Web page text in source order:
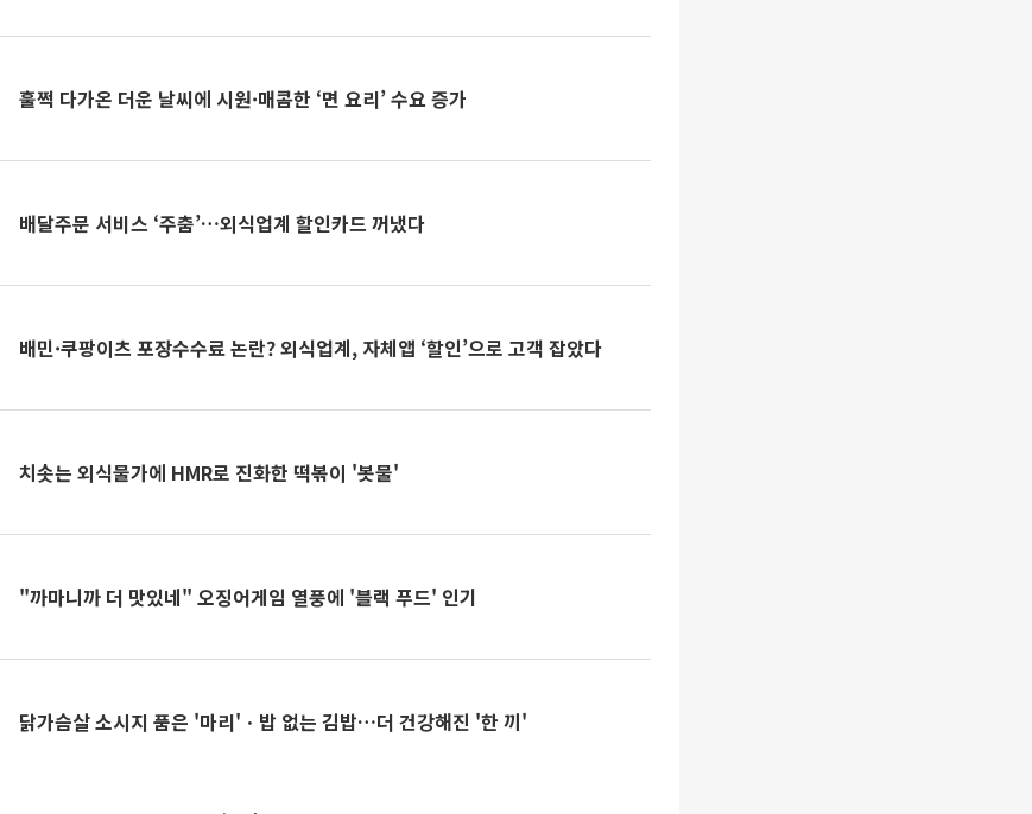
훌쩍 다가온 더운 날씨에 시원·매콤한 ‘면 요리’ 수요 증가
배달주문 서비스 ‘주춤’…외식업계 할인카드 꺼냈다
배민·쿠팡이츠 포장수수료 논란? 외식업계, 자체앱 ‘할인’으로 고객 잡았다
치솟는 외식물가에 HMR로 진화한 떡볶이 '봇물'
"까마니까 더 맛있네" 오징어게임 열풍에 '블랙 푸드' 인기
닭가슴살 소시지 품은 '마리'ㆍ밥 없는 김밥…더 건강해진 '한 끼'